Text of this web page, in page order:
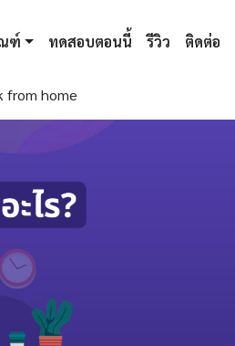
ฑ์ ทดสอบตอนนี้ รีวิว ติดต่อ
from home